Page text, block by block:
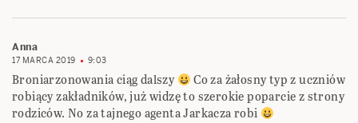
Anna
17 MARCA 2019 9:03
Broniarzonowania ciąg dalszy
Co za żałosny typ z uczniów
robiący zakładników, już widzę to szerokie poparcie z strony
rodziców. No za tajnego agenta Jarkacza robi